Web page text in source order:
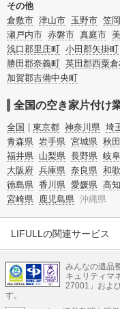
その他
倉敷市 津山市 玉野市 笠
瀬戸内市 赤磐市 真庭市
浅口郡里庄町 小田郡矢掛町
勝田郡奈義町 英田郡西粟
加賀郡吉備中央町
全国の空き家片付け
全国 東京都 神奈川県 埼
青森県 岩手県 宮城県 秋
福井県 山梨県 長野県 岐
大阪府 兵庫県 奈良県 和
徳島県 香川県 愛媛県 高
宮崎県 鹿児島県 沖縄県
LIFULLの関連サービス
不動産・住宅
引越し 老
不動産クラウドファンデ
みんなの遺品
キュリティマ
27001」およ
す。